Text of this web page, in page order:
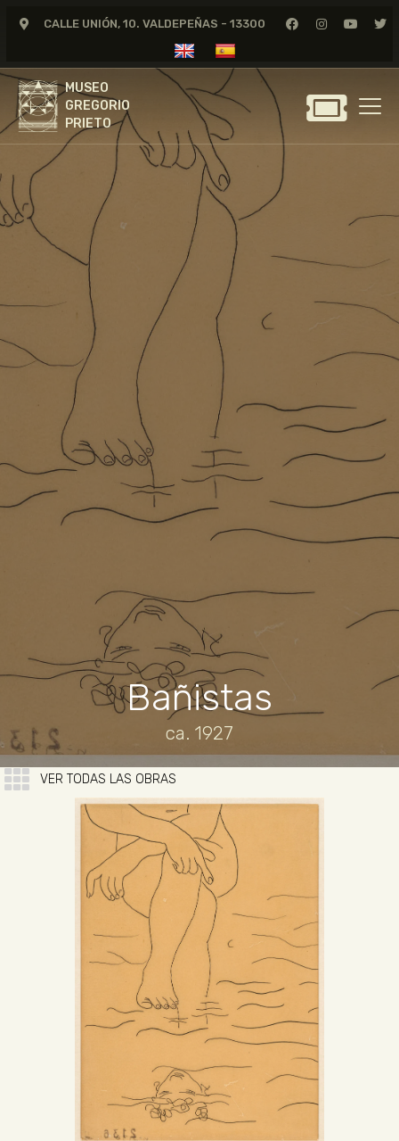
CALLE UNIÓN, 10. VALDEPEÑAS - 13300
MUSEO
GREGORIO
PRIETO
MUSEO
GREGORIO
PRIETO
GREGORIO PRIETO
MUSEO
ARCHIVO
CERTAMEN DE DIBUJO
FUNDACIÓN
TIENDA
NOTICIAS
Bañistas
ca. 1927
VER TODAS LAS OBRAS